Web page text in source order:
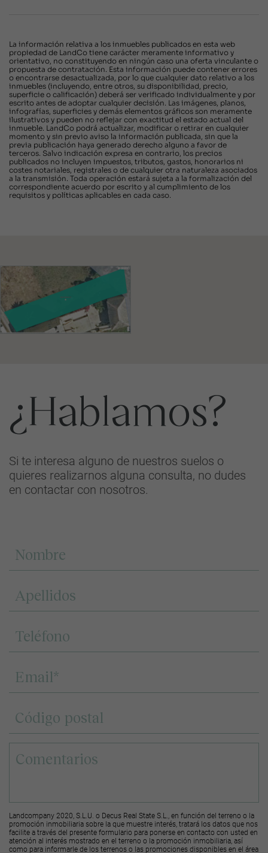
La información relativa a los inmuebles publicados en esta web
propiedad de LandCo tiene carácter meramente informativo y
orientativo, no constituyendo en ningún caso una oferta vinculante o
propuesta de contratación. Esta información puede contener errores
o encontrarse desactualizada, por lo que cualquier dato relativo a los
inmuebles (incluyendo, entre otros, su disponibilidad, precio,
superficie o calificación) deberá ser verificado individualmente y por
escrito antes de adoptar cualquier decisión. Las imágenes, planos,
infografías, superficies y demás elementos gráficos son meramente
ilustrativos y pueden no reflejar con exactitud el estado actual del
inmueble. LandCo podrá actualizar, modificar o retirar en cualquier
momento y sin previo aviso la información publicada, sin que la
previa publicación haya generado derecho alguno a favor de
terceros. Salvo indicación expresa en contrario, los precios
publicados no incluyen impuestos, tributos, gastos, honorarios ni
costes notariales, registrales o de cualquier otra naturaleza asociados
a la transmisión. Toda operación estará sujeta a la formalización del
correspondiente acuerdo por escrito y al cumplimiento de los
requisitos y políticas aplicables en cada caso.
¿Hablamos?
Si te interesa alguno de nuestros suelos o
quieres realizarnos alguna consulta, no dudes
en contactar con nosotros.
Landcompany 2020, S.L.U. o Decus Real State S.L., en función del terreno o la
promoción inmobiliaria sobre la que muestre interés, tratará los datos que nos
facilite a través del presente formulario para ponerse en contacto con usted en
atención al interés mostrado en el terreno o la promoción inmobiliaria, así
como para informarle de los terrenos o las promociones disponibles en el área